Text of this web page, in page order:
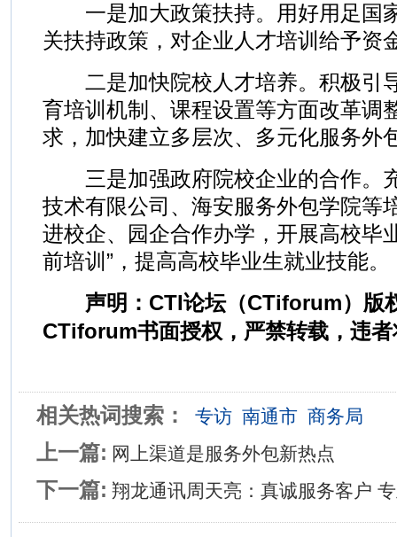
一是加大政策扶持。用好用足国
关扶持政策，对企业人才培训给予资
二是加快院校人才培养。积极引
育培训机制、课程设置等方面改革调
求，加快建立多层次、多元化服务外
三是加强政府院校企业的合作。
技术有限公司、海安服务外包学院等
进校企、园企合作办学，开展高校毕
前培训”，提高高校毕业生就业技能。
声明：CTI论坛（CTiforum）版
CTiforum书面授权，严禁转载，违
相关热词搜索： 专访 南通市 商务局
上一篇: 网上渠道是服务外包新热点
下一篇: 翔龙通讯周天亮：真诚服务客户